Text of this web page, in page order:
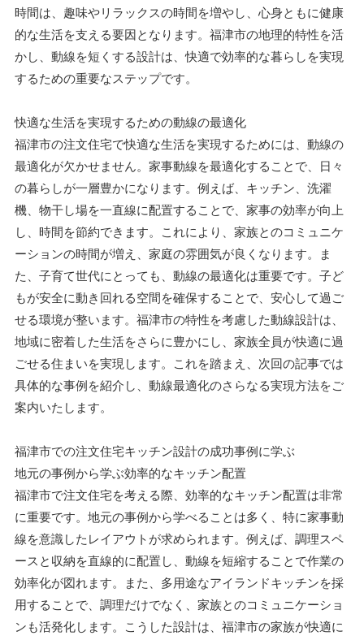
時間は、趣味やリラックスの時間を増やし、心身ともに健康
的な生活を支える要因となります。福津市の地理的特性を活
かし、動線を短くする設計は、快適で効率的な暮らしを実現
するための重要なステップです。
快適な生活を実現するための動線の最適化
福津市の注文住宅で快適な生活を実現するためには、動線の
最適化が欠かせません。家事動線を最適化することで、日々
の暮らしが一層豊かになります。例えば、キッチン、洗濯
機、物干し場を一直線に配置することで、家事の効率が向上
し、時間を節約できます。これにより、家族とのコミュニケ
ーションの時間が増え、家庭の雰囲気が良くなります。ま
た、子育て世代にとっても、動線の最適化は重要です。子ど
もが安全に動き回れる空間を確保することで、安心して過ご
せる環境が整います。福津市の特性を考慮した動線設計は、
地域に密着した生活をさらに豊かにし、家族全員が快適に過
ごせる住まいを実現します。これを踏まえ、次回の記事では
具体的な事例を紹介し、動線最適化のさらなる実現方法をご
案内いたします。
福津市での注文住宅キッチン設計の成功事例に学ぶ
地元の事例から学ぶ効率的なキッチン配置
福津市で注文住宅を考える際、効率的なキッチン配置は非常
に重要です。地元の事例から学べることは多く、特に家事動
線を意識したレイアウトが求められます。例えば、調理スペ
ースと収納を直線的に配置し、動線を短縮することで作業の
効率化が図れます。また、多用途なアイランドキッチンを採
用することで、調理だけでなく、家族とのコミュニケーショ
ンも活発化します。こうした設計は、福津市の家族が快適に